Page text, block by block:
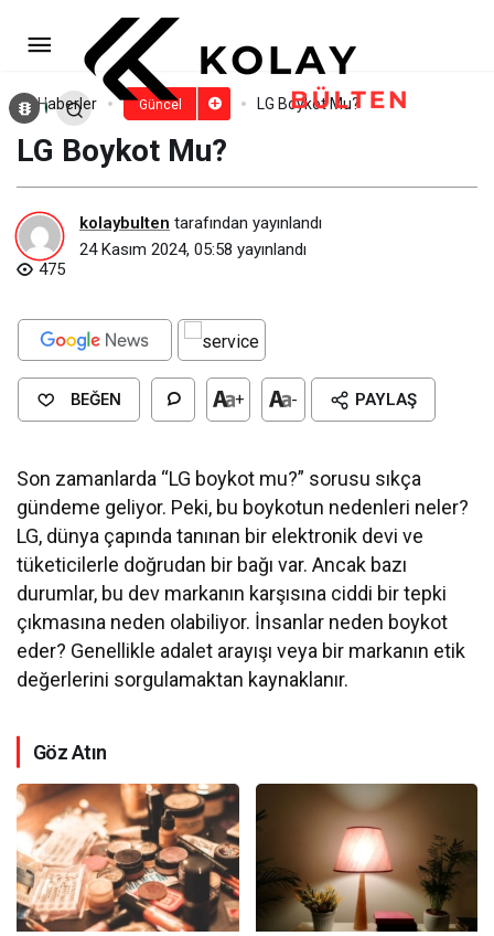
Haberler Güncel LG Boykot Mu?
LG Boykot Mu?
kolaybulten tarafından yayınlandı
24 Kasım 2024, 05:58 yayınlandı
475
BEĞEN + - PAYLAŞ
Son zamanlarda “LG boykot mu?” sorusu sıkça
gündeme geliyor. Peki, bu boykotun nedenleri neler?
LG, dünya çapında tanınan bir elektronik devi ve
tüketicilerle doğrudan bir bağı var. Ancak bazı
durumlar, bu dev markanın karşısına ciddi bir tepki
çıkmasına neden olabiliyor. İnsanlar neden boykot
eder? Genellikle adalet arayışı veya bir markanın etik
değerlerini sorgulamaktan kaynaklanır.
Göz Atın
Calvin Klein Boykot Mu?
Yorum Yap Paylaş